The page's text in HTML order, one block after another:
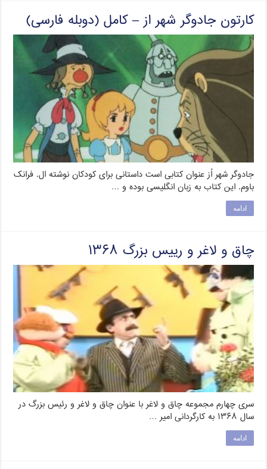
کارتون جادوگر شهر از – کامل (دوبله فارسی)
جادوگر شهر اُز عنوان کتابی است داستانی برای کودکان نوشته ال. فرانک
باوم. این کتاب به زبان انگلیسی بوده و …
ادامه
چاق و لاغر و رییس بزرگ ۱۳۶۸
سری چهارم مجموعه چاق و لاغر با عنوان چاق و لاغر و رئیس بزرگ در
سال ۱۳۶۸ به کارگردانی امیر …
ادامه